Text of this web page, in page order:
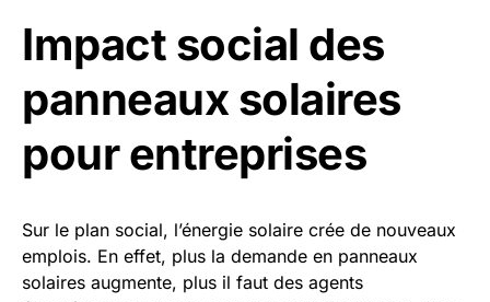
Impact social des
panneaux solaires
pour entreprises
Sur le plan social, l’énergie solaire crée de nouveaux
emplois. En effet, plus la demande en panneaux
solaires augmente, plus il faut des agents